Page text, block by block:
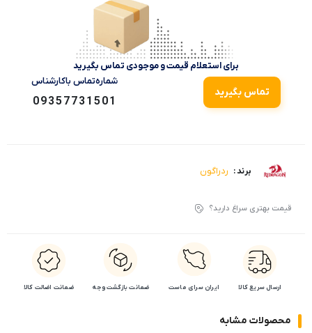
برای استعلام قیمت و موجودی تماس بگیرید
تماس بگیرید
شماره‌تماس‌ با‌کارشناس
09357731501
برند : ردراگون
قیمت بهتری سراغ دارید؟
ارسال سریع کالا ایران سرای ماست ضمانت بازگشت وجه ضمانت اضالت کالا
محصولات مشابه